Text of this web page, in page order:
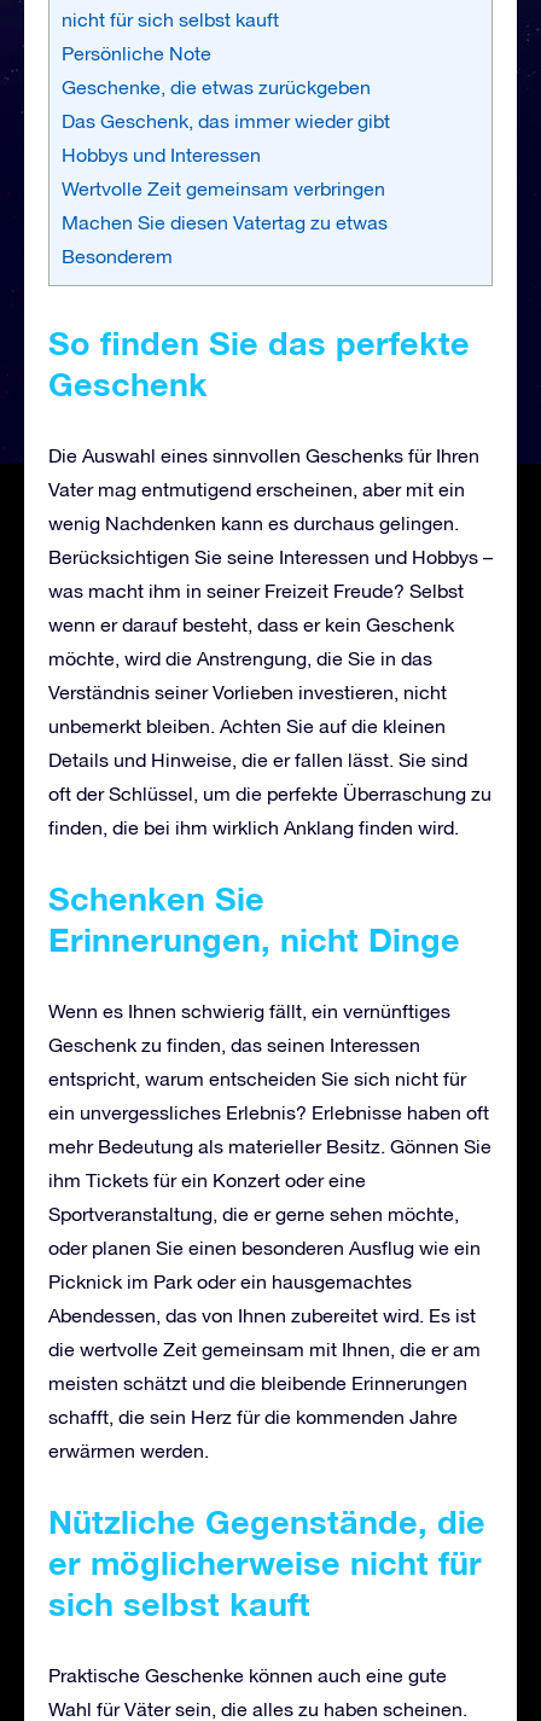
nicht für sich selbst kauft
Persönliche Note
Geschenke, die etwas zurückgeben
Das Geschenk, das immer wieder gibt
Hobbys und Interessen
Wertvolle Zeit gemeinsam verbringen
Machen Sie diesen Vatertag zu etwas
Besonderem
So finden Sie das perfekte
Geschenk
Die Auswahl eines sinnvollen Geschenks für Ihren
Vater mag entmutigend erscheinen, aber mit ein
wenig Nachdenken kann es durchaus gelingen.
Berücksichtigen Sie seine Interessen und Hobbys –
was macht ihm in seiner Freizeit Freude? Selbst
wenn er darauf besteht, dass er kein Geschenk
möchte, wird die Anstrengung, die Sie in das
Verständnis seiner Vorlieben investieren, nicht
unbemerkt bleiben. Achten Sie auf die kleinen
Details und Hinweise, die er fallen lässt. Sie sind
oft der Schlüssel, um die perfekte Überraschung zu
finden, die bei ihm wirklich Anklang finden wird.
Schenken Sie
Erinnerungen, nicht Dinge
Wenn es Ihnen schwierig fällt, ein vernünftiges
Geschenk zu finden, das seinen Interessen
entspricht, warum entscheiden Sie sich nicht für
ein unvergessliches Erlebnis? Erlebnisse haben oft
mehr Bedeutung als materieller Besitz. Gönnen Sie
ihm Tickets für ein Konzert oder eine
Sportveranstaltung, die er gerne sehen möchte,
oder planen Sie einen besonderen Ausflug wie ein
Picknick im Park oder ein hausgemachtes
Abendessen, das von Ihnen zubereitet wird. Es ist
die wertvolle Zeit gemeinsam mit Ihnen, die er am
meisten schätzt und die bleibende Erinnerungen
schafft, die sein Herz für die kommenden Jahre
erwärmen werden.
Nützliche Gegenstände, die
er möglicherweise nicht für
sich selbst kauft
Praktische Geschenke können auch eine gute
Wahl für Väter sein, die alles zu haben scheinen.